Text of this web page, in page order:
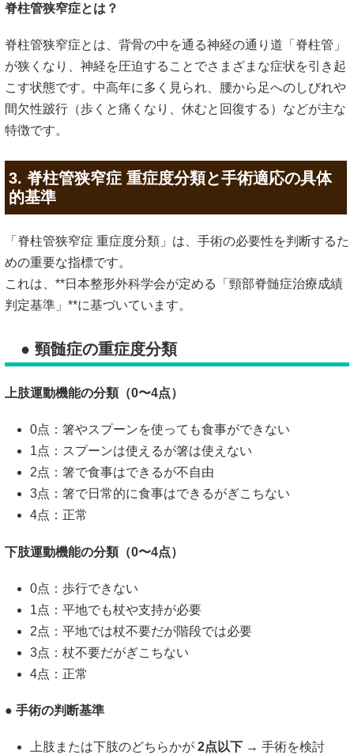
脊柱管狭窄症とは？
脊柱管狭窄症とは、背骨の中を通る神経の通り道「脊柱管」
が狭くなり、神経を圧迫することでさまざまな症状を引き起
こす状態です。中高年に多く見られ、腰から足へのしびれや
間欠性跛行（歩くと痛くなり、休むと回復する）などが主な
特徴です。
3. 脊柱管狭窄症 重症度分類と手術適応の具体
的基準
「脊柱管狭窄症 重症度分類」は、手術の必要性を判断するた
めの重要な指標です。
これは、**日本整形外科学会が定める「頸部脊髄症治療成績
判定基準」**に基づいています。
● 頸髄症の重症度分類
上肢運動機能の分類（0〜4点）
0点：箸やスプーンを使っても食事ができない
1点：スプーンは使えるが箸は使えない
2点：箸で食事はできるが不自由
3点：箸で日常的に食事はできるがぎこちない
4点：正常
下肢運動機能の分類（0〜4点）
0点：歩行できない
1点：平地でも杖や支持が必要
2点：平地では杖不要だが階段では必要
3点：杖不要だがぎこちない
4点：正常
● 手術の判断基準
上肢または下肢のどちらかが 2点以下 → 手術を検討